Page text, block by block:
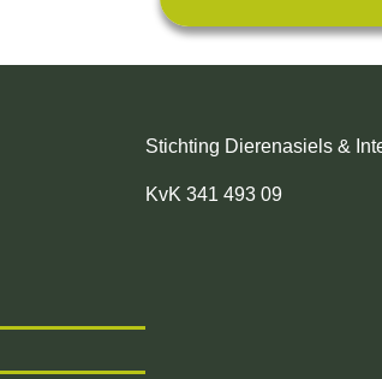
Stichting Dierenasiels &
KvK 341 493 09